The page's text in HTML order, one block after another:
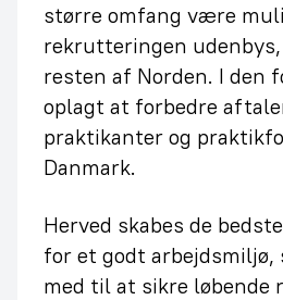
større omfang være
rekrutteringen udenbys,
resten af Norden. I den
oplagt at forbedre
praktikanter og
Danmark.
Herved skabes de
for et godt arbejdsmiljø,
med til at sikre løbende